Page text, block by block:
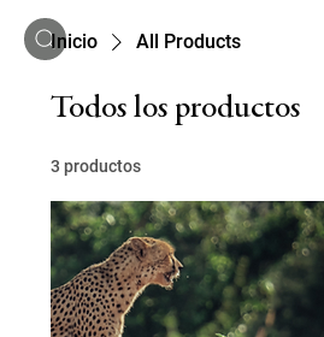
Inicio All Products
Todos los productos
3 productos